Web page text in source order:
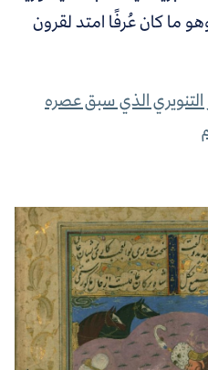
ما كان عُرفًا امتد لقرون
الذي سبق عصره